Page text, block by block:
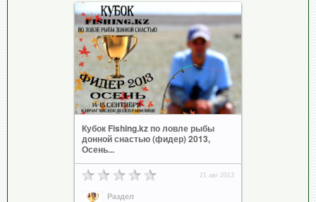
Кубок Fishing.kz по ловле рыбы
донной снастью (фидер) 2013,
Осень...
21 авг 2013
Раздел